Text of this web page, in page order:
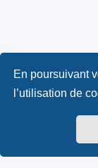
En poursuivant
l’utilisation de